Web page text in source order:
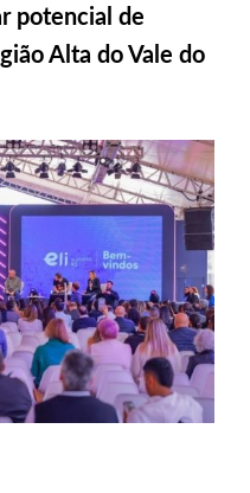
potencial de
Alta do Vale do